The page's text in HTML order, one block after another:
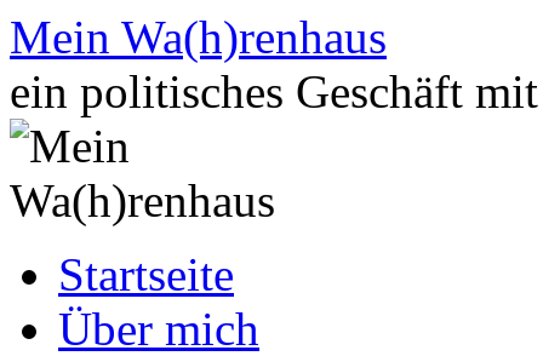
Zum
Inhalt
springen
Mein Wa(h)renhaus
ein politisches Geschäft
Startseite
Über mich